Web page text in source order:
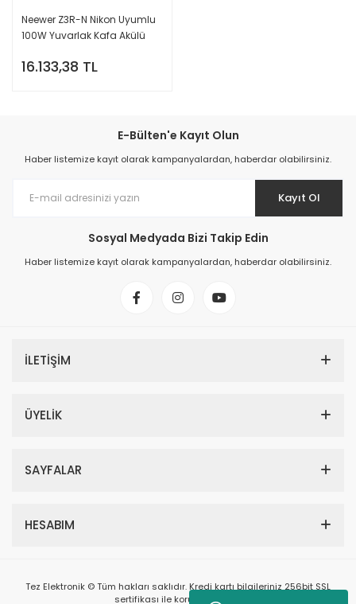
Neewer Z3R-N Nikon Uyumlu
100W Yuvarlak Kafa Akülü
16.133,38 TL
E-Bülten'e Kayıt Olun
Haber listemize kayıt olarak kampanyalardan, haberdar olabilirsiniz.
Kayıt Ol
Sosyal Medyada Bizi Takip Edin
Haber listemize kayıt olarak kampanyalardan, haberdar olabilirsiniz.
İLETİŞİM
ÜYELİK
SAYFALAR
HESABIM
Tez Elektronik © Tüm hakları saklıdır. Kredi kartı bilgileriniz 256bit SSL
sertifikası ile korunmaktadır.